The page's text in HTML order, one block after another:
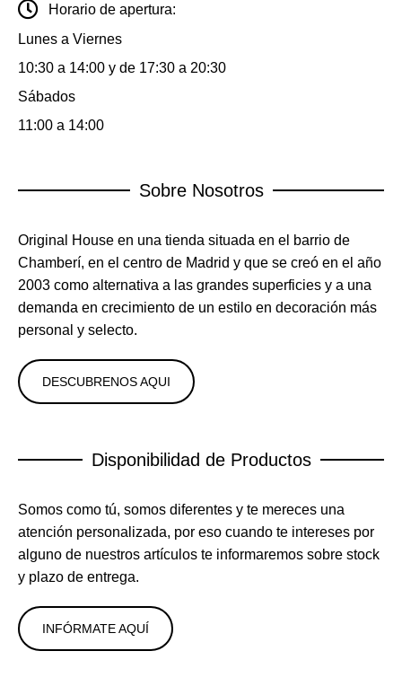
Horario de apertura:
Lunes a Viernes
10:30 a 14:00 y de 17:30 a 20:30
Sábados
11:00 a 14:00
Sobre Nosotros
Original House en una tienda situada en el barrio de
Chamberí, en el centro de Madrid y que se creó en el año
2003 como alternativa a las grandes superficies y a una
demanda en crecimiento de un estilo en decoración más
personal y selecto.
DESCUBRENOS AQUI
Disponibilidad de Productos
Somos como tú, somos diferentes y te mereces una
atención personalizada, por eso cuando te intereses por
alguno de nuestros artículos te informaremos sobre stock
y plazo de entrega.
INFÓRMATE AQUÍ